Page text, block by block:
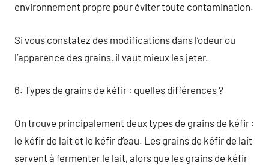
environnement propre pour éviter toute contamination.
Si vous constatez des modifications dans l’odeur ou
l’apparence des grains, il vaut mieux les jeter.
6. Types de grains de kéfir : quelles différences ?
On trouve principalement deux types de grains de kéfir :
le kéfir de lait et le kéfir d’eau. Les grains de kéfir de lait
servent à fermenter le lait, alors que les grains de kéfir